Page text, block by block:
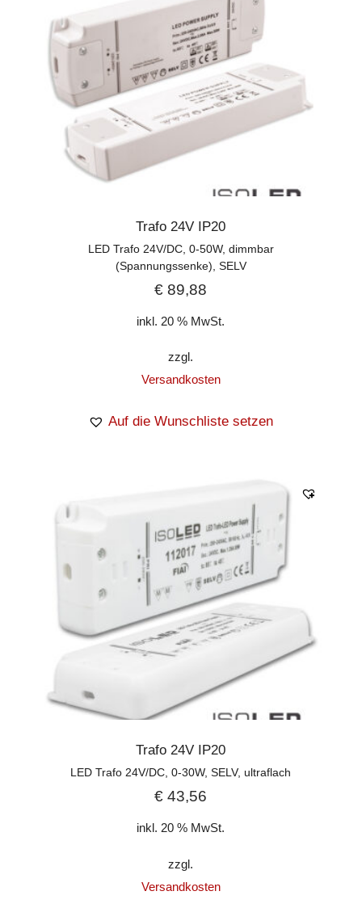
Trafo 24V IP20
LED Trafo 24V/DC, 0-50W, dimmbar
(Spannungssenke), SELV
€ 89,88
inkl. 20 % MwSt.
zzgl.
Versandkosten
Auf die Wunschliste setzen
Trafo 24V IP20
LED Trafo 24V/DC, 0-30W, SELV, ultraflach
€ 43,56
inkl. 20 % MwSt.
zzgl.
Versandkosten